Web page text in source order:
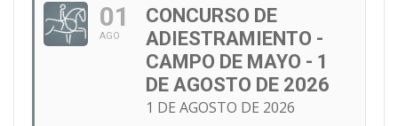
01
AGO
CONCURSO DE
ADIESTRAMIENTO -
CAMPO DE MAYO - 1
DE AGOSTO DE 2026
1 DE AGOSTO DE 2026